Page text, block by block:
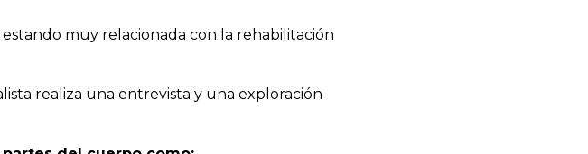
muy relacionada con la rehabilitación
realiza una entrevista y una exploración